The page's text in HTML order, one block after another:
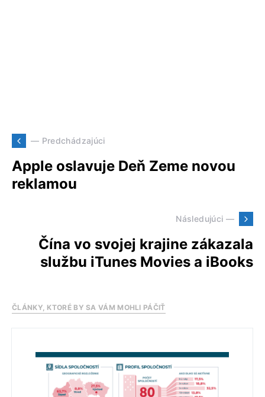
— Predchádzajúci
Apple oslavuje Deň Zeme novou
reklamou
Následujúci —
Čína vo svojej krajine zákazala
službu iTunes Movies a iBooks
ČLÁNKY, KTORÉ BY SA VÁM MOHLI PÁČIŤ